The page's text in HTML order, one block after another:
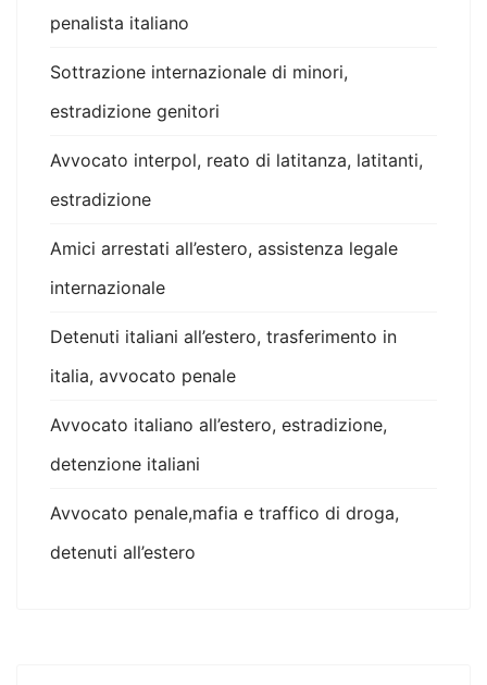
penalista italiano
Sottrazione internazionale di minori,
estradizione genitori
Avvocato interpol, reato di latitanza, latitanti,
estradizione
Amici arrestati all’estero, assistenza legale
internazionale
Detenuti italiani all’estero, trasferimento in
italia, avvocato penale
Avvocato italiano all’estero, estradizione,
detenzione italiani
Avvocato penale,mafia e traffico di droga,
detenuti all’estero